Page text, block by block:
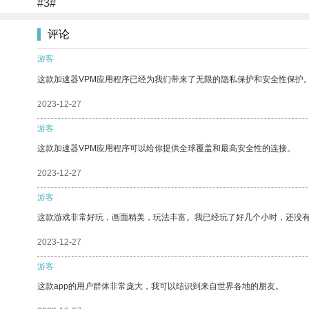
#3#
评论
游客
这款加速器VPM应用程序已经为我们带来了无限的隐私保护和安全性保护。
2023-12-27
游客
这款加速器VPM应用程序可以给你提供全球覆盖和最高安全性的连接。
2023-12-27
游客
这款游戏非常好玩，画面精美，玩法丰富。我已经玩了好几个小时，还没有
2023-12-27
游客
这款app的用户群体非常庞大，我可以结识到来自世界各地的朋友。